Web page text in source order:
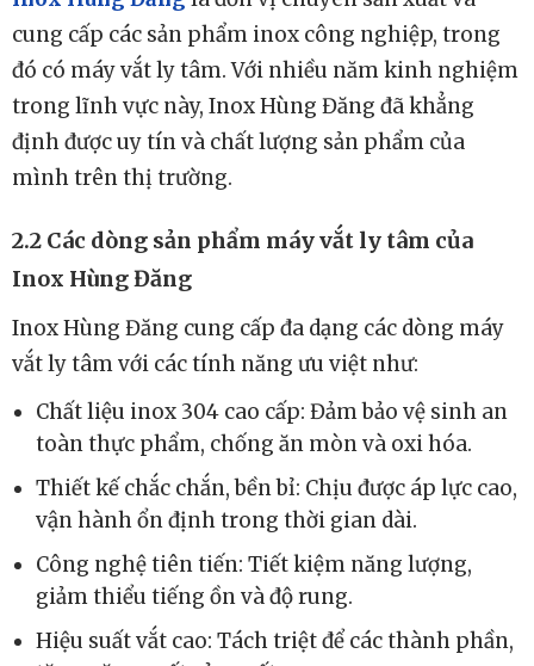
cung cấp các sản phẩm inox công nghiệp, trong
đó có máy vắt ly tâm. Với nhiều năm kinh nghiệm
trong lĩnh vực này, Inox Hùng Đăng đã khẳng
định được uy tín và chất lượng sản phẩm của
mình trên thị trường.
2.2 Các dòng sản phẩm máy vắt ly tâm của
Inox Hùng Đăng
Inox Hùng Đăng cung cấp đa dạng các dòng máy
vắt ly tâm với các tính năng ưu việt như:
Chất liệu inox 304 cao cấp: Đảm bảo vệ sinh an
toàn thực phẩm, chống ăn mòn và oxi hóa.
Thiết kế chắc chắn, bền bỉ: Chịu được áp lực cao,
vận hành ổn định trong thời gian dài.
Công nghệ tiên tiến: Tiết kiệm năng lượng,
giảm thiểu tiếng ồn và độ rung.
Hiệu suất vắt cao: Tách triệt để các thành phần,